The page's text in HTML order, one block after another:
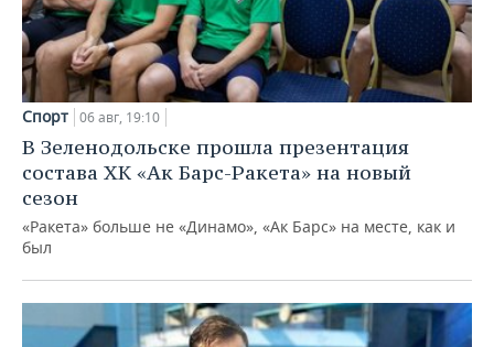
Спорт 06 авг, 19:10
В Зеленодольске прошла презентация
состава ХК «Ак Барс-Ракета» на новый
сезон
«Ракета» больше не «Динамо», «Ак Барс» на месте, как и
был